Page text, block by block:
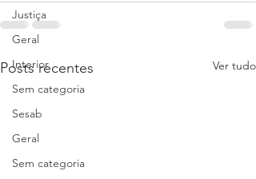
Justiça
Geral
Interior
Sem categoria
Sesab
Geral
Sem categoria
Posts recentes Ver tudo